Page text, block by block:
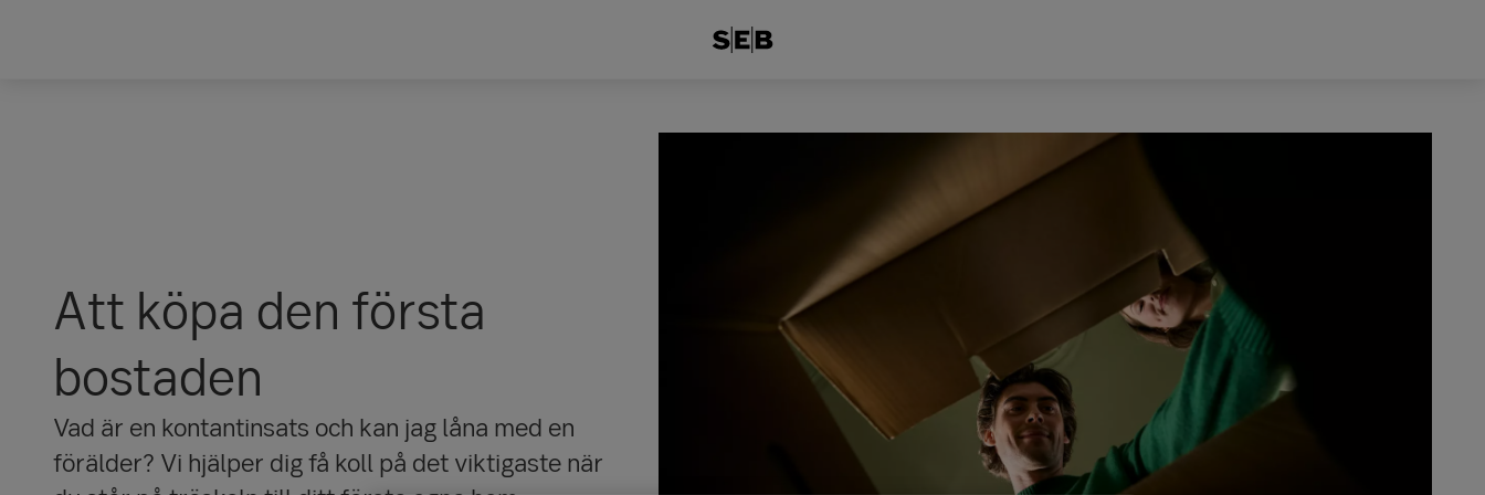
Att köpa den första
bostaden
Vad är en kontantinsats och kan jag låna med en
förälder? Vi hjälper dig få koll på det viktigaste när